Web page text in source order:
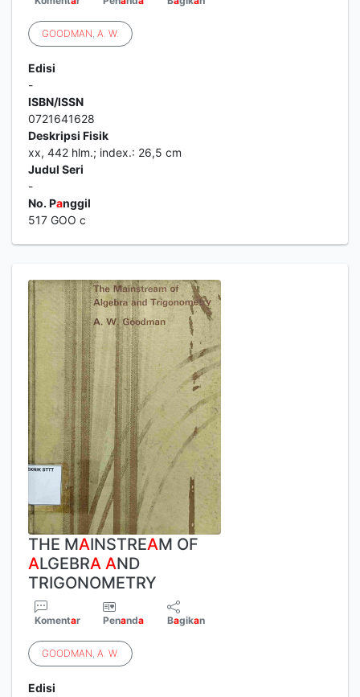
GOODMAN, A. W.
Edisi
-
ISBN/ISSN
0721641628
Deskripsi Fisik
xx, 442 hlm.; index.: 26,5 cm
Judul Seri
-
No. Panggil
517 GOO c
THE MAINSTREAM OF
ALGEBRA AND
TRIGONOMETRY
Komentar Penanda Bagikan
GOODMAN, A. W.
Edisi